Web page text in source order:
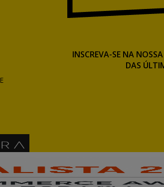
INSCREVA-SE NA
DAS